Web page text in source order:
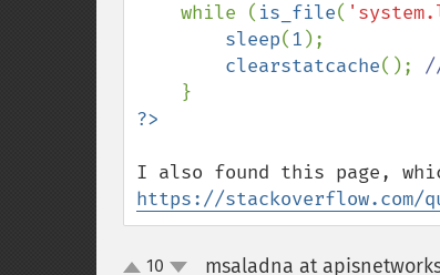
while ( is_file(
sleep(1 );
clearstatcache();
https://stackoverflow.com/
10 msaladna at